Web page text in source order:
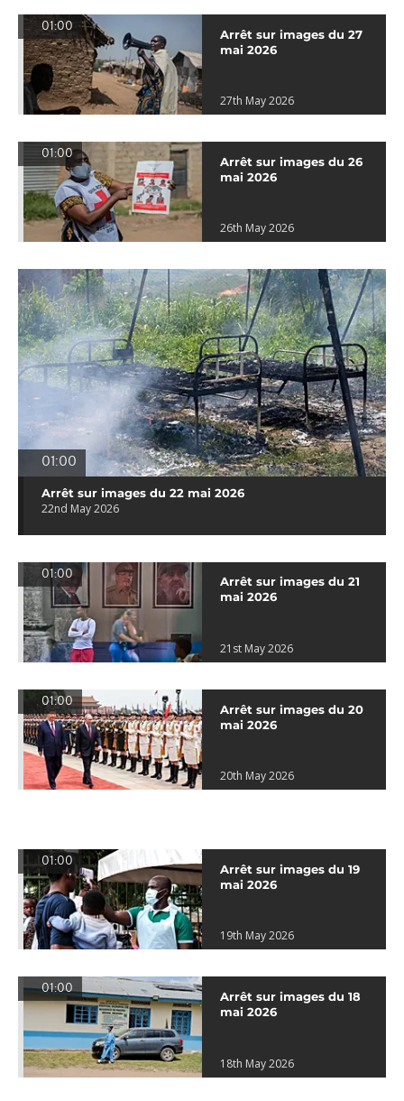
01:00
Arrêt sur images du 27
mai 2026
27th May 2026
01:00
Arrêt sur images du 26
mai 2026
26th May 2026
01:00
Arrêt sur images du 22 mai 2026
22nd May 2026
01:00
Arrêt sur images du 21
mai 2026
21st May 2026
01:00
Arrêt sur images du 20
mai 2026
20th May 2026
01:00
Arrêt sur images du 19
mai 2026
19th May 2026
01:00
Arrêt sur images du 18
mai 2026
18th May 2026